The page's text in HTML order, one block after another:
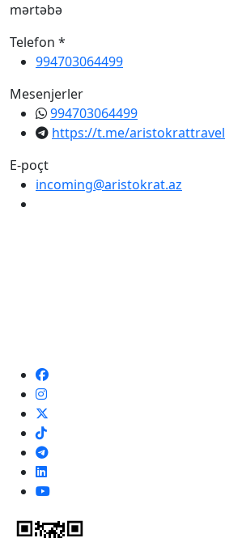
mərtəbə
Telefon *
994703064499
Mesenjerler
994703064499
https://t.me/aristokrattravel
E-poçt
incoming@aristokrat.az